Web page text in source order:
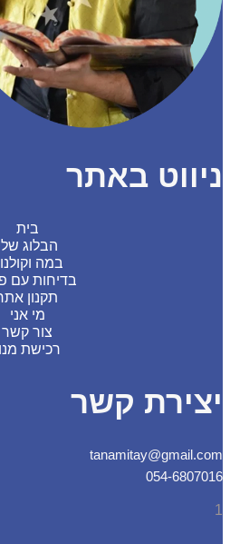
באתר
הבלוג שלי
במה וקולנוע
בדיחות עם פנצ'י
תקנון אתר
מי אני
צור קשר
רכישת מנוי
קשר
054-